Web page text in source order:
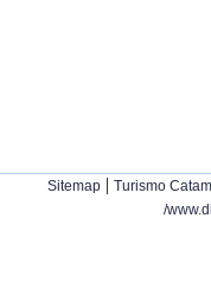
Sitemap | Turismo
/